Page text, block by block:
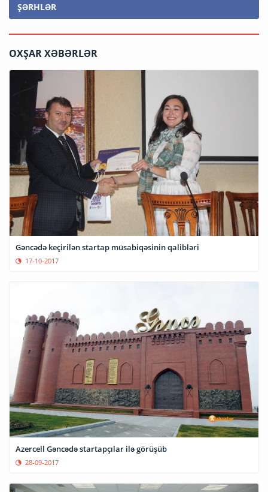
ŞƏRHLƏR
OXŞAR XƏBƏRLƏR
Gəncədə keçirilən startap müsabiqəsinin qalibləri
17-10-2017
Azercell Gəncədə startapçılar ilə görüşüb
28-09-2017